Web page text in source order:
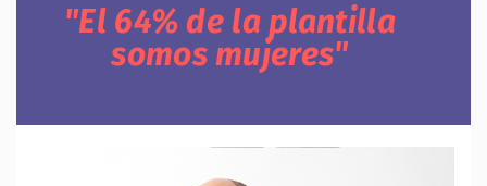
El 64% de la plantilla
somos mujeres